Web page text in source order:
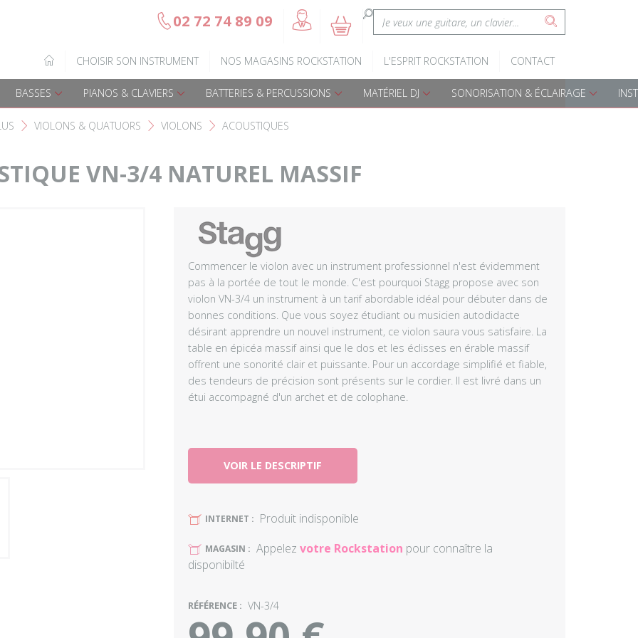
Guitares électriques
Guitares Pour Gauchers
Basses électriques
Claviers d'éveil
Pianos numériques Batteries
b02 72 74 89 09 @ 5
:
7 CHOISIR SON INSTRUMENT NOS MAGASINS ROCKSTATION L'ESPRIT ROCKSTATION CONTACT
BASSES PIANOS & CLAVIERS BATTERIES & PERCUSSIONS MATÉRIEL DJ SONORISATION & ÉCLAIRAGE
F VIOLONS & QUATUORS F VIOLONS F ACOUSTIQUES
VN-3/4 NATUREL MASSIF
Commencer le violon avec un instrument professionnel n'est évidemment
pas à la portée de tout le monde. C'est pourquoi Stagg propose avec son
violon VN-3/4 un instrument à un tarif abordable idéal pour débuter dans de
bonnes conditions. Que vous soyez étudiant ou musicien autodidacte
désirant apprendre un nouvel instrument, ce violon saura vous satisfaire. La
table en épicéa massif ainsi que le dos et les éclisses en érable massif
offrent une sonorité clair et puissante. Pour un accordage simplifié et fiable,
des tendeurs de précision sont présents sur le cordier. Il est livré dans un
étui accompagné d'un archet et de colophane.
VOIR LE DESCRIPTIF
U INTERNET : Produit indisponible
U MAGASIN : Appelez votre Rockstation pour connaître la
disponibilté
RÉFÉRENCE : VN-3/4